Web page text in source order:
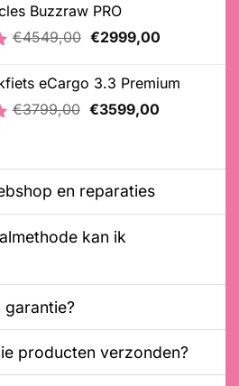
€3399,00.
Buzzraw PRO
€4549,00 Oorspronkelijke
€4549,00.
€2999,00Huidige
€2999,00.
eCargo 3.3 Premium
€3799,00 Oorspronkelijke
€3599,00Huidige
en reparaties
kan ik
garantie?
producten verzonden?